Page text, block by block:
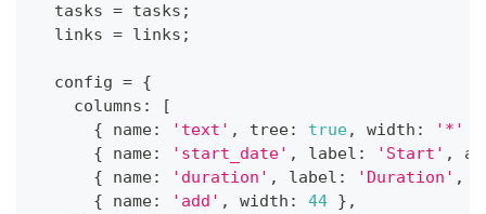
  tasks
= tasks ;
  links
= links ;
  config
= {
    columns
:
[
{ name: 'text' , tree: true, width : '*'
{ name: 'start_date' , label : 'Start' ,
{ name: 'duration' , label : 'Duration' ,
{ name: 'add' , width : 44 } ,